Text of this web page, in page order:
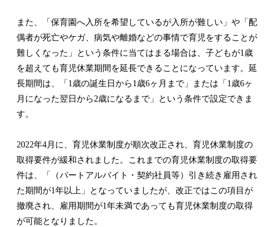
また、「保育園へ入所を希望しているが入所が難しい」や「配
偶者が死亡やケガ、病気や離婚などの事情で育児をすることが
難しくなった」という条件に当てはまる場合は、子どもが1歳
を超えても育児休業期間を延長できることになっています。延
長期間は、「1歳の誕生日から1歳6ヶ月まで」または「1歳6ヶ
月になった翌日から2歳になるまで」という条件で設定できま
す。
2022年4月に、育児休業制度が順次改正され、育児休業制度の
取得要件が緩和されました。これまでの育児休業制度の取得要
件は、「（パートアルバイト・契約社員等）引き続き雇用され
た期間が1年以上」となっていましたが、改正ではこの項目が
撤廃され、雇用期間が1年未満であっても育児休業制度の取得
が可能となりました。